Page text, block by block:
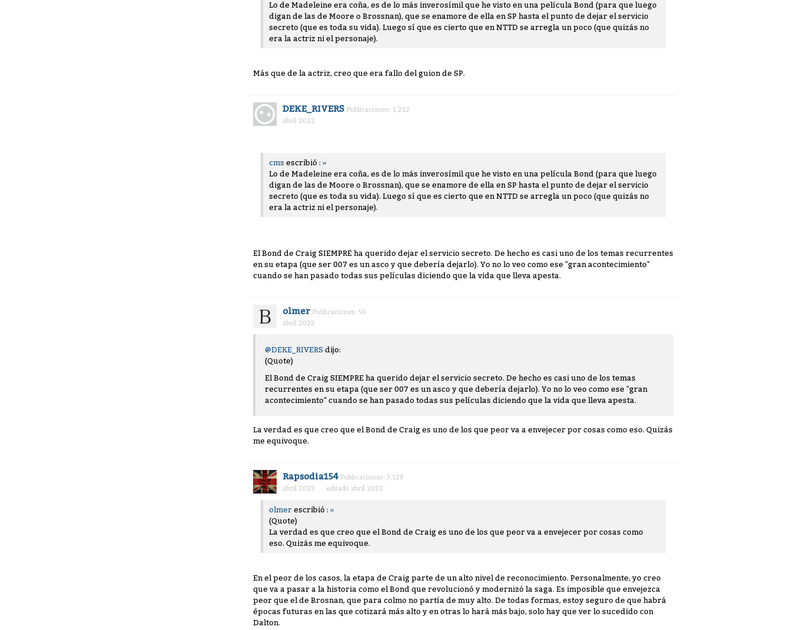
Lo de Madeleine era coña, es de lo más inverosímil que he visto en una película Bond (para que luego
digan de las de Moore o Brossnan), que se enamore de ella en SP hasta el punto de dejar el servicio
secreto (que es toda su vida). Luego sí que es cierto que en NTTD se arregla un poco (que quizás no
era la actriz ni el personaje).
Más que de la actriz, creo que era fallo del guion de SP.
DEKE_RIVERS Publicaciones: 1,212
abril 2022
cms escribió : »
Lo de Madeleine era coña, es de lo más inverosímil que he visto en una película Bond (para que luego
digan de las de Moore o Brossnan), que se enamore de ella en SP hasta el punto de dejar el servicio
secreto (que es toda su vida). Luego sí que es cierto que en NTTD se arregla un poco (que quizás no
era la actriz ni el personaje).
El Bond de Craig SIEMPRE ha querido dejar el servicio secreto. De hecho es casi uno de los temas recurrentes
en su etapa (que ser 007 es un asco y que debería dejarlo). Yo no lo veo como ese "gran acontecimiento"
cuando se han pasado todas sus películas diciendo que la vida que lleva apesta.
olmer Publicaciones: 50
abril 2022
@DEKE_RIVERS dijo:
(Quote)
El Bond de Craig SIEMPRE ha querido dejar el servicio secreto. De hecho es casi uno de los temas
recurrentes en su etapa (que ser 007 es un asco y que debería dejarlo). Yo no lo veo como ese "gran
acontecimiento" cuando se han pasado todas sus películas diciendo que la vida que lleva apesta.
La verdad es que creo que el Bond de Craig es uno de los que peor va a envejecer por cosas como eso. Quizás
me equivoque.
Rapsodia154 Publicaciones: 3,128
abril 2022
editado abril 2022
olmer escribió : »
(Quote)
La verdad es que creo que el Bond de Craig es uno de los que peor va a envejecer por cosas como
eso. Quizás me equivoque.
En el peor de los casos, la etapa de Craig parte de un alto nivel de reconocimiento. Personalmente, yo creo
que va a pasar a la historia como el Bond que revolucionó y modernizó la saga. Es imposible que envejezca
peor que el de Brosnan, que para colmo no partía de muy alto. De todas formas, estoy seguro de que habrá
épocas futuras en las que cotizará más alto y en otras lo hará más bajo, solo hay que ver lo sucedido con
Dalton.